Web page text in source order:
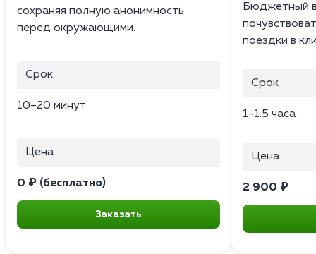
сохраняя полную анонимность
перед окружающими.
Срок
10–20 минут
Цена
0 ₽ (бесплатно)
Заказать
Бюджетный
поездки в
Срок
1–1.5 часа
Цена
2 900 ₽